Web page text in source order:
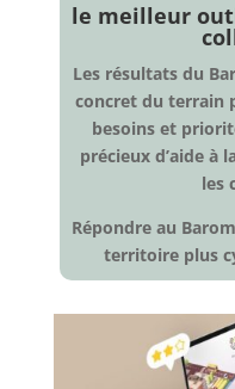
le meilleur
Les résultats du
concret du terrain
besoins et
précieux d’aide à
les
Répondre au
territoire plus